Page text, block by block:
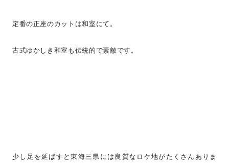
定番の正座のカットは和室にて。
古式ゆかしき和室も伝統的で素敵です。
少し足を延ばすと東海三県には良質なロケ地がたくさんありま